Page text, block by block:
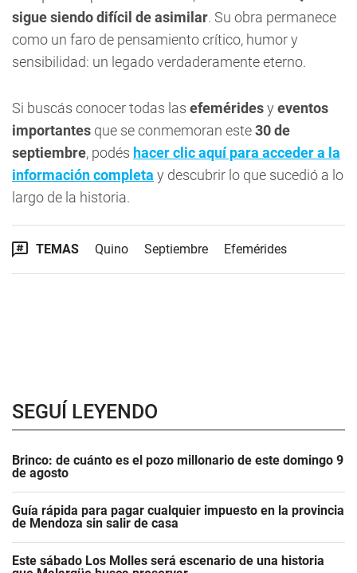
sigue siendo difícil de asimilar. Su obra permanece
como un faro de pensamiento crítico, humor y
sensibilidad: un legado verdaderamente eterno.
Si buscás conocer todas las efeméridesy eventos
importantes que se conmemoran este30 de
septiembre, podés hacer clic aquí para acceder a la
información completa y descubrir lo que sucedió a lo
largo de la historia.
TEMAS Quino Septiembre Efemérides
SEGUÍ LEYENDO
Brinco: de cuánto es el pozo millonario de este domingo 9
de agosto
Guía rápida para pagar cualquier impuesto en la provincia
de Mendoza sin salir de casa
Este sábado Los Molles será escenario de una historia